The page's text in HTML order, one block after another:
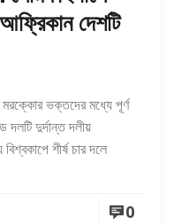
দেশটি
মরক্কোর ভক্তদের মধ্যে পূর্ণ
দলটি দুর্দান্ত দলীয়
শীর্ষ চার দলে
0